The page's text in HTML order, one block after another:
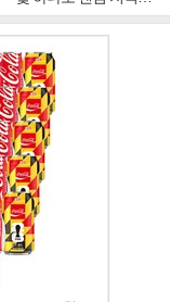
독보적 카리스마